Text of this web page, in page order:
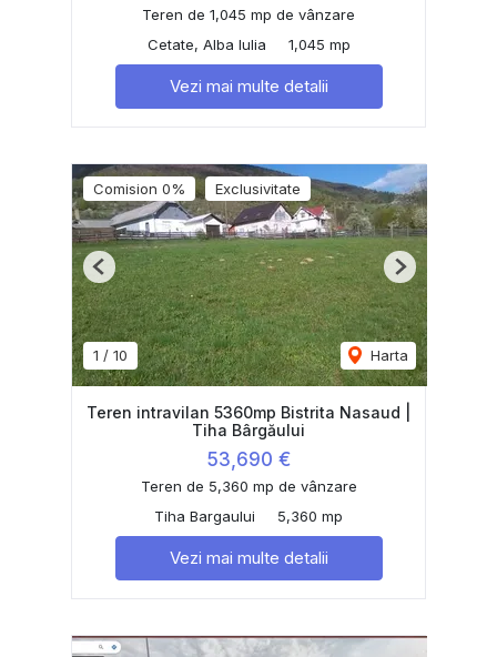
Teren de 1,045 mp de vânzare
Cetate, Alba Iulia
1,045 mp
Vezi mai multe detalii
Comision 0% Exclusivitate
1 / 10 Harta
Previous Next
Teren intravilan 5360mp Bistrita Nasaud |
Tiha Bârgăului
53,690 €
Teren de 5,360 mp de vânzare
Tiha Bargaului
5,360 mp
Vezi mai multe detalii